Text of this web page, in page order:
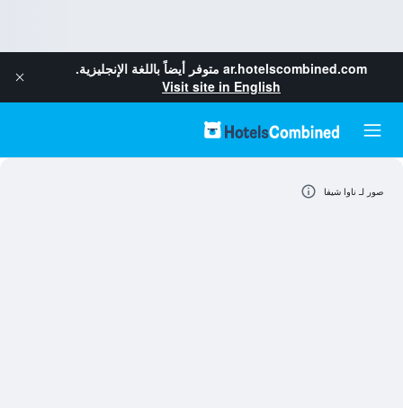
ar.hotelscombined.com متوفر أيضاً باللغة الإنجليزية.
Visit site in English
صور لـ ناوا شيفا